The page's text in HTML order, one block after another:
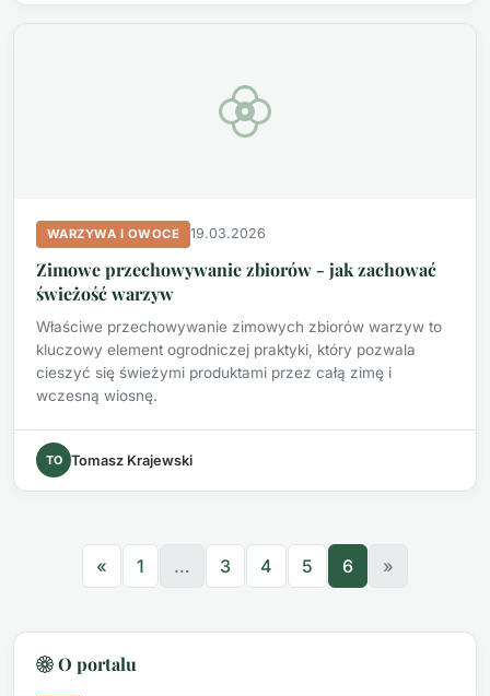
WARZYWA I OWOCE 19.03.2026
Zimowe przechowywanie zbiorów - jak zachować
świeżość warzyw
Właściwe przechowywanie zimowych zbiorów warzyw to
kluczowy element ogrodniczej praktyki, który pozwala
cieszyć się świeżymi produktami przez całą zimę i
wczesną wiosnę.
TO Tomasz Krajewski
« 1 … 3 4 5 6 »
O portalu